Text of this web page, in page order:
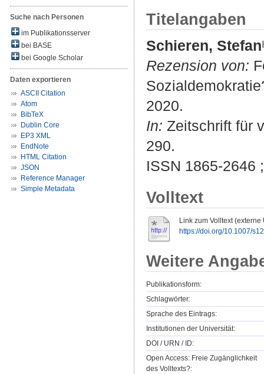
Suche nach Personen
im Publikationsserver
bei BASE
bei Google Scholar
Daten exportieren
ASCII Citation
Atom
BibTeX
Dublin Core
EP3 XML
EndNote
HTML Citation
JSON
Reference Manager
Simple Metadata
Titelangaben
Schieren, Stefan
Rezension von:
2020.
In: Zeitschrift für
290.
ISSN 1865-2646
Volltext
Link zum Volltext (externe
https://doi.org/10.1007/
Weitere
Publikationsform:
Schlagwörter:
Sprache des Eintrags:
Institutionen der Universität:
DOI / URN / ID:
Open Access: Freie Zugänglichkeit
des Volltexts?: